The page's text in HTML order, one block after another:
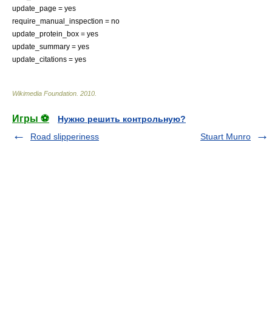
update_page = yes
require_manual_inspection = no
update_protein_box = yes
update_summary = yes
update_citations = yes
Wikimedia Foundation 2010
Игры ⚽
Нужно решить контрольную?
Road slipperiness
Stuart Munro